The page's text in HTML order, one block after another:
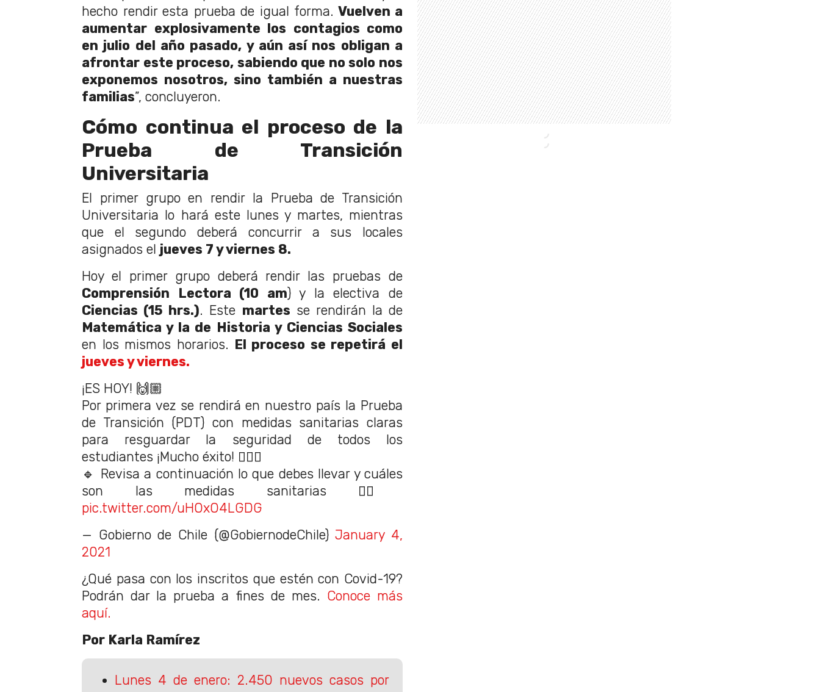
hecho rendir esta prueba de igual forma. Vuelven a
aumentar explosivamente los contagios como
en julio del año pasado, y aún así nos obligan a
afrontar este proceso, sabiendo que no solo nos
exponemos nosotros, sino también a nuestras
familias”, concluyeron.
Cómo continua el proceso de la
Prueba de Transición
Universitaria
El primer grupo en rendir la Prueba de Transición
Universitaria lo hará este lunes y martes, mientras
que el segundo deberá concurrir a sus locales
asignados el jueves 7 y viernes 8.
Hoy el primer grupo deberá rendir las pruebas de
Comprensión Lectora (10 am) y la electiva de
Ciencias (15 hrs.). Este martes se rendirán la de
Matemática y la de Historia y Ciencias Sociales
en los mismos horarios. El proceso se repetirá el
jueves y viernes.
¡ES HOY! 🙌🏼
Por primera vez se rendirá en nuestro país la Prueba
de Transición (PDT) con medidas sanitarias claras
para resguardar la seguridad de todos los
estudiantes ¡Mucho éxito! ✍🏼✨
🔹 Revisa a continuación lo que debes llevar y cuáles
son las medidas sanitarias 👇🏼
pic.twitter.com/uHOxO4LGDG
— Gobierno de Chile (@GobiernodeChile)January 4,
2021
¿Qué pasa con los inscritos que estén con Covid-19?
Podrán dar la prueba a fines de mes. Conoce más
aquí.
Por Karla Ramírez
Lunes 4 de enero: 2.450 nuevos casos por